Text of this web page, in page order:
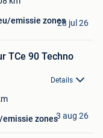
emissie zones28 jul 26
TCe 90 Techno
Details
zones3 aug 26